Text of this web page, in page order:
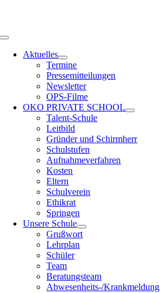
springen
Toggle
NavigationAktuelles
Termine
Pressemitteilungen
Newsletter
OPS-Filme
OKO PRIVATE SCHOOL
Talent-Schule
Leitbild
Gründer und Schirmherr
Schulstufen
Aufnahmeverfahren
Kosten
Eltern
Schulverein
Ethikrat
Springen
Unsere Schule
Grußwort
Lehrplan
Schüler
Team
Beratungsteam
Abwesenheits-/Krankmeldung